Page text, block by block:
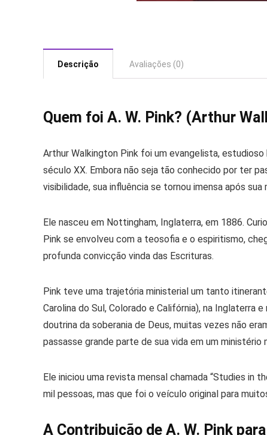
Descrição Avaliações (0)
Quem foi A. W. Pink? (Arthur
Arthur Walkington Pink foi um evangelista,
século XX. Embora não seja tão conhecido por ter
visibilidade, sua influência se tornou imensa após sua
Ele nasceu em Nottingham, Inglaterra, em 1886.
Pink se envolveu com a teosofia e o espiritismo,
profunda convicção vinda das Escrituras.
Pink teve uma trajetória ministerial um tanto
Carolina do Sul, Colorado e Califórnia), na Inglaterra
doutrina da soberania de Deus, muitas vezes não
passasse grande parte de sua vida em um
Ele iniciou uma revista mensal chamada “Studies in
mil pessoas, mas que foi o veículo original para
A Contribuição de A. W. Pink